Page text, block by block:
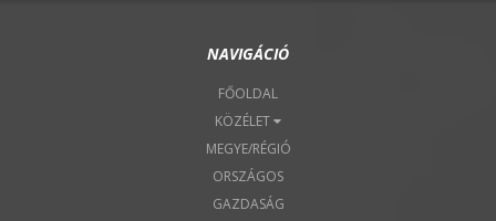
NAVIGÁCIÓ
FŐOLDAL
KÖZÉLET
MEGYE/RÉGIÓ
ORSZÁGOS
GAZDASÁG